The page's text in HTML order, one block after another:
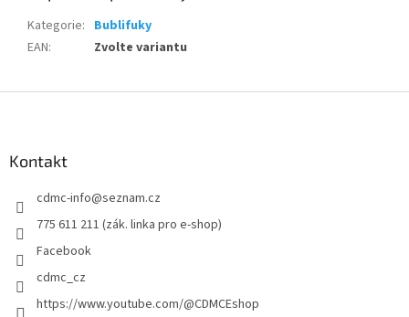
Kategorie: Bublifuky
EAN: Zvolte variantu
Kontakt
cdmc-info@seznam.cz
775 611 211 (zák. linka pro e-shop)
Facebook
cdmc_cz
https://www.youtube.com/@CDMCEshop